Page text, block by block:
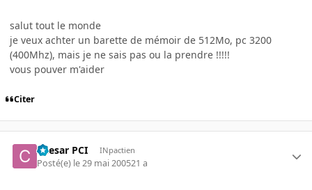
salut tout le monde
je veux achter un barette de mémoir de 512Mo, pc 3200
(400Mhz), mais je ne sais pas ou la prendre !!!!!
vous pouver m'aider
Citer
Caesar PCI INpactien
Posté(e) le 29 mai 200521 a